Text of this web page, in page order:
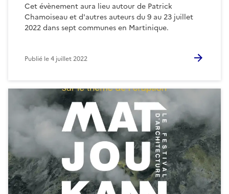
Cet évènement aura lieu autour de Patrick
Chamoiseau et d'autres auteurs du 9 au 23 juillet
2022 dans sept communes en Martinique.
Publié le4 juillet 2022